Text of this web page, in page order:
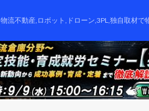
物流不動産,ロボット,ドローン,3PL,独自取材で